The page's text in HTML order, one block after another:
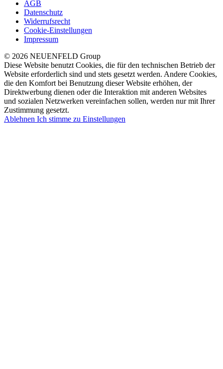
AGB
Datenschutz
Widerrufsrecht
Cookie-Einstellungen
Impressum
© 2026 NEUENFELD Group
Diese Website benutzt Cookies, die für den technischen Betrieb der
Website erforderlich sind und stets gesetzt werden. Andere Cookies,
die den Komfort bei Benutzung dieser Website erhöhen, der
Direktwerbung dienen oder die Interaktion mit anderen Websites
und sozialen Netzwerken vereinfachen sollen, werden nur mit Ihrer
Zustimmung gesetzt.
Ablehnen Ich stimme zu Einstellungen